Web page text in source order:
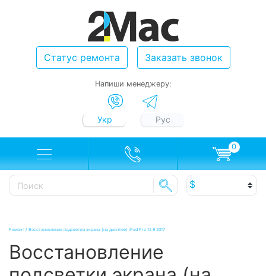
Статус ремонта Заказать звонок
Напиши менеджеру:
Укр Рус
0
Ремонт / Восстановление подсветки экрана (на дисплее) iPad Pro 12.9 2017
Восстановление